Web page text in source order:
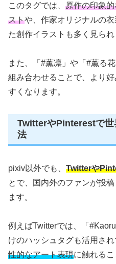
このタグでは、 原作の印象
ストや、作家オリジナルの
た創作イラストも多く見られ
また、「#薫凛」や「#薫る
組み合わせることで、より
すくなります。
TwitterやPinterestで世
法
pixiv以外でも、 Twitterや
とで、国内外のファンが投
ます。
例えばTwitterでは、「
けのハッシュタグも活用され
性的なアート表現に触れるこ